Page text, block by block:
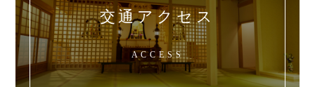
交通アクセス
ACCESS